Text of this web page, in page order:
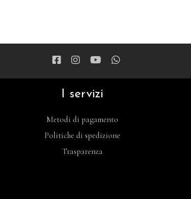
I servizi
Metodi di pagamento
Politiche di spedizione
Trasparenza